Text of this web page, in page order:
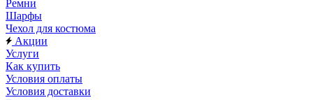
Ремни
Шарфы
Чехол для костюма
Акции
Услуги
Как купить
Условия оплаты
Условия доставки